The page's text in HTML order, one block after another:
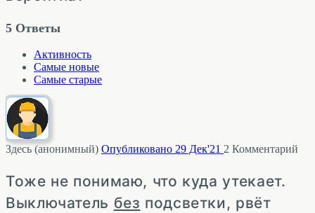
5 Ответы
Активность
Самые новые
Самые старые
Здесь (анонимный) Опубликовано 29 Дек'21 2 Комментарий
Тоже не понимаю, что куда утекает.
Выключатель без подсветки, рвёт